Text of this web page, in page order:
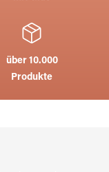
über 10.000
Produkte